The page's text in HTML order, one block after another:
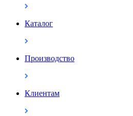
Каталог
Производство
Клиентам